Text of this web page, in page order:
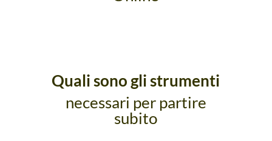
Quali sono gli strumenti
necessari per partire
subito